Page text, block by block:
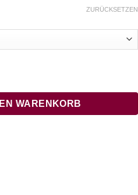
ZURÜCKSETZEN
(Schnadahüpfl‘ln) Menge
WARENKORB